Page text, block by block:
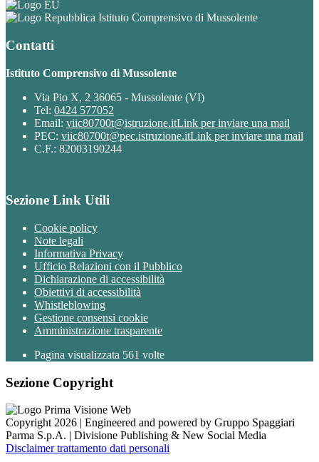
Istituto Comprensivo di Mussolente
Contatti
Istituto Comprensivo di Mussolente
Via Pio X, 2 36065 - Mussolente (VI)
Tel: 0424 577052
Email: viic80700t@istruzione.itLink per inviare una mail
PEC: viic80700t@pec.istruzione.itLink per inviare una mail
C.F.: 82003190244
Sezione Link Utili
Cookie policy
Note legali
Informativa Privacy
Ufficio Relazioni con il Pubblico
Dichiarazione di accessibilità
Obiettivi di accessibilità
Whistleblowing
Gestione consensi cookie
Amministrazione trasparente
Pagina visualizzata 561 volte
Sezione Copyright
Copyright 2026 | Engineered and powered by Gruppo Spaggiari
Parma S.p.A. | Divisione Publishing & New Social Media
Disclaimer trattamento dati personali